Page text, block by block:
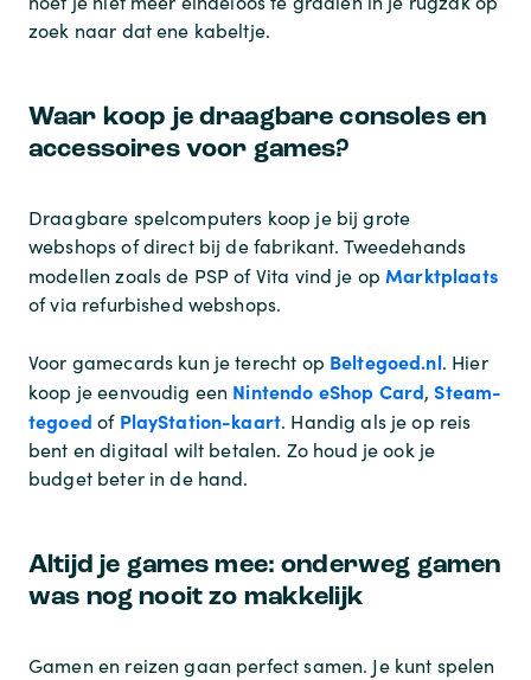
zoek naar dat ene kabeltje.
Waar koop je draagbare consoles en
accessoires voor games?
Draagbare spelcomputers koop je bij grote
webshops of direct bij de fabrikant. Tweedehands
modellen zoals de PSP of Vita vind je op Marktplaats
of via refurbished webshops.
Voor gamecards kun je terecht op Beltegoed.nl. Hier
koop je eenvoudig een Nintendo eShop Card,Steam-
tegoed of PlayStation-kaart. Handig als je op reis
bent en digitaal wilt betalen. Zo houd je ook je
budget beter in de hand.
Altijd je games mee: onderweg gamen
was nog nooit zo makkelijk
Gamen en reizen gaan perfect samen. Je kunt spelen